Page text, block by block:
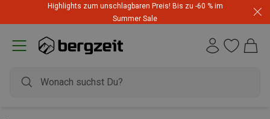
Highlights zum unschlagbaren Preis! Bis zu -60 % im
Summer Sale